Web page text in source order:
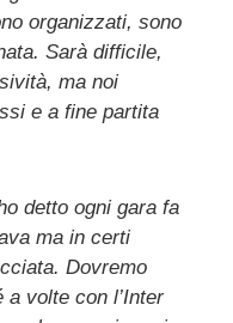
organizzati, sono
Sarà difficile,
ma noi
e a fine partita
detto ogni gara fa
ma in certi
Dovremo
volte con l’Inter